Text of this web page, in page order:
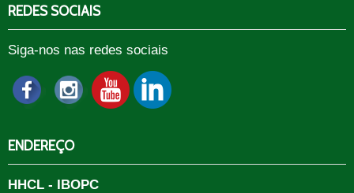
REDES SOCIAIS
Siga-nos nas redes sociais
ENDEREÇO
HHCL - IBOPC